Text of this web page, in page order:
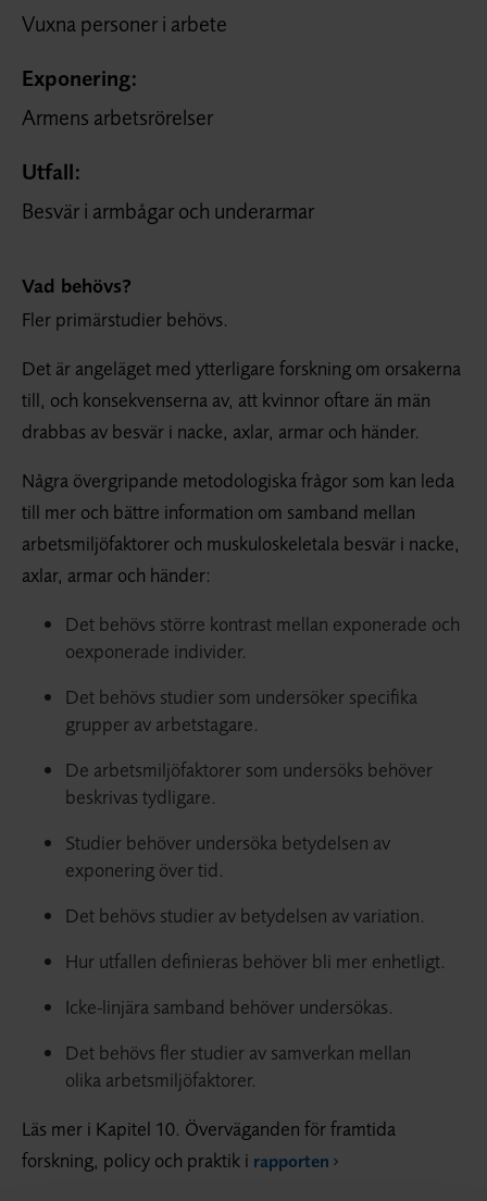
Vuxna personer i arbete
Exponering:
Armens arbetsrörelser
Utfall:
Besvär i armbågar och underarmar
Vad behövs?
Fler primärstudier behövs.
Det är angeläget med ytterligare forskning om orsakerna
till, och konsekvenserna av, att kvinnor oftare än män
drabbas av besvär i nacke, axlar, armar och händer.
Några övergripande metodologiska frågor som kan leda
till mer och bättre information om samband mellan
arbetsmiljöfaktorer och muskuloskeletala besvär i nacke,
axlar, armar och händer:
Det behövs större kontrast mellan exponerade och
oexponerade individer.
Det behövs studier som undersöker specifika
grupper av arbetstagare.
De arbetsmiljöfaktorer som undersöks behöver
beskrivas tydligare.
Studier behöver undersöka betydelsen av
exponering över tid.
Det behövs studier av betydelsen av variation.
Hur utfallen definieras behöver bli mer enhetligt.
Icke-linjära samband behöver undersökas.
Det behövs fler studier av samverkan mellan
olika arbetsmiljöfaktorer.
Läs mer i Kapitel 10. Överväganden för framtida
forskning, policy och praktik i rapporten